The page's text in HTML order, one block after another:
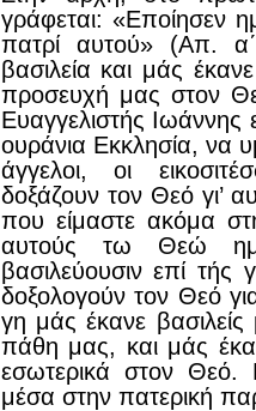
γράφεται: «Εποίησεν
πατρί αυτού» (Απ.
βασιλεία και μάς
προσευχή μας στον
Ευαγγελιστής
ουράνια Εκκλησία, να
άγγελοι, οι
δοξάζουν τον Θεό γι’
που είμαστε ακόμα
αυτούς τω Θεώ
βασιλεύουσιν επί
δοξολογούν τον Θεό
γη μάς έκανε
πάθη μας, και μάς
εσωτερικά στον Θεό.
μέσα στην πατερική